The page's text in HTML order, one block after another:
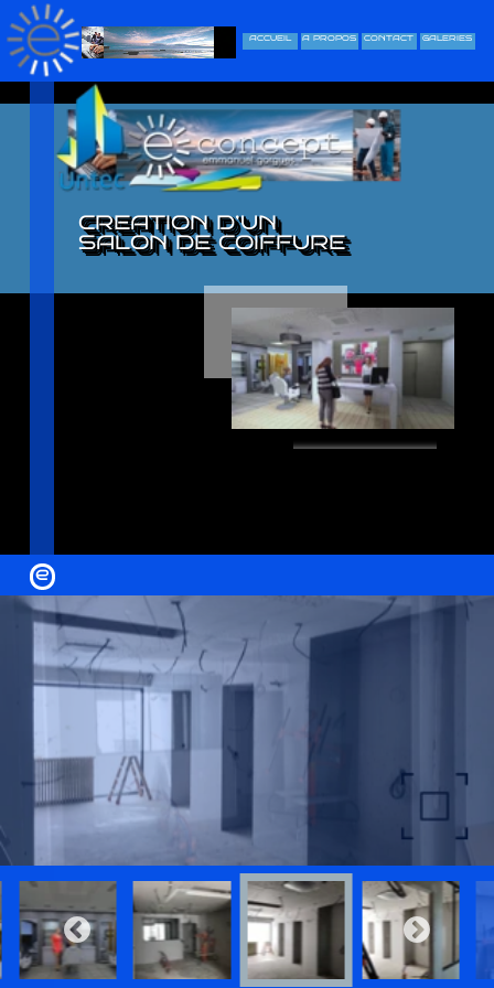
ACCUEIL A PROPOS
CREATION D’UN
SALON DE COIFFURE
e ACCUEIL A PROPOS CONTACT GALLERIES
Copyright © 2024 E-concept-gorgues
Maître d’oeuvre - Economiste de la Construction - OPC
e